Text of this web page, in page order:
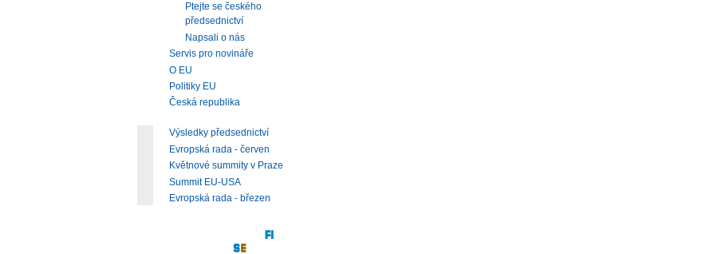
Ptejte se českého
předsednictví
Napsali o nás
Servis pro novináře
O EU
Politiky EU
Česká republika
Výsledky předsednictví
Evropská rada - červen
Květnové summity v Praze
Summit EU-USA
Evropská rada - březen